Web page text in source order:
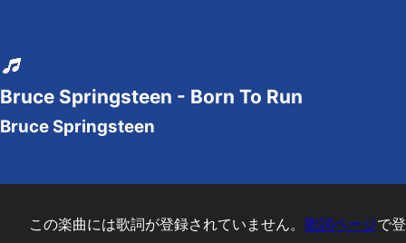
Bruce Springsteen - Born To Run
Bruce Springsteen
この楽曲には歌詞が登録されていません。 歌詞ページで